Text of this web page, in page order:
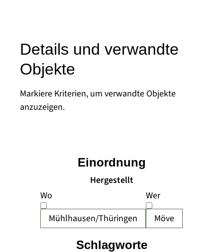
Details und verwandte
Objekte
Markiere Kriterien, um verwandte Objekte
anzuzeigen.
Hergestellt
Wo
Mühlhausen/Thüringen
Wer
Möve
Einordnung
Schlagworte